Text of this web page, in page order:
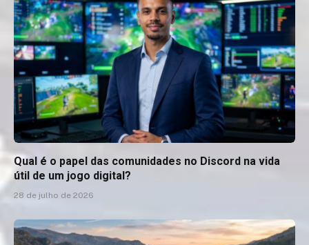
Qual é o papel das comunidades no Discord na vida
útil de um jogo digital?
28 de julho de 2026